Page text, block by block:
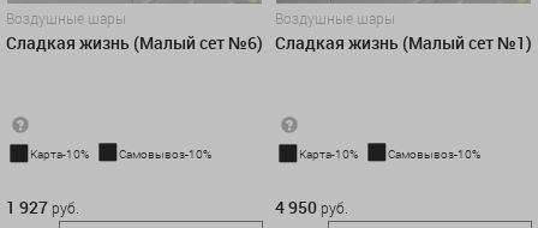
Воздушные шары
Сладкая жизнь (Малый сет №6)
Карта-10% Самовывоз-10%
1 927 руб.
Воздушные шары
Сладкая жизнь (Малый сет №1)
Карта-10% Самовывоз-10%
4 950 руб.